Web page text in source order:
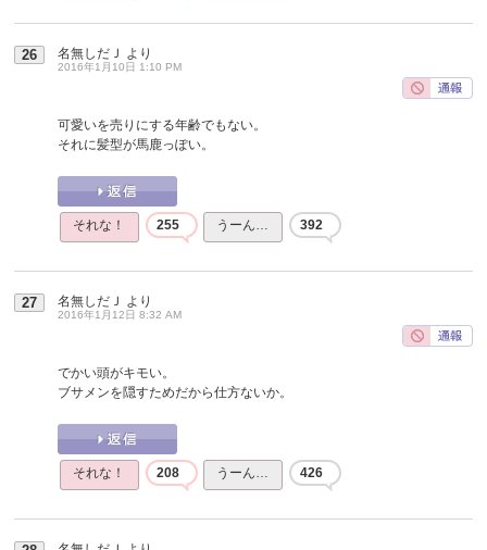
26 名無しだＪ より
2016年1月10日 1:10 PM
可愛いを売りにする年齢でもない。
それに髪型が馬鹿っぽい。
それな！ 255 うーん… 392
27 名無しだＪ より
2016年1月12日 8:32 AM
でかい頭がキモい。
ブサメンを隠すためだから仕方ないか。
それな！ 208 うーん… 426